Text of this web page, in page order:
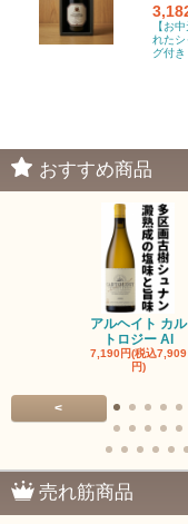
【お
れたシ
グ付き
おすすめ商品
アルヘイト カル
トロジー Al
7,190円(税込7,909
円)
<
売れ筋商品